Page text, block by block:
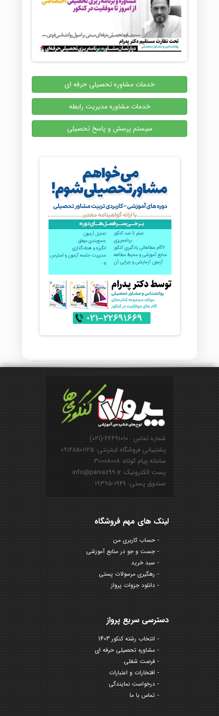
خدمات مشاوره تحصیلی حرفه ای
خدمات مشاوره مدیریت رابطه
سیستم پرسش و پاسخ تحصیلی
شماره تماس : ۲۲۶۹۱۰۱۰-(۰۲۱)
پشتیبانی فروشگاه اینترنتی: ۰۹۱۲۸۵۰۱۱۲۵
سامانه پیام کوتاه: ۳۰۰۰۸۰۰۸
پست الکترونیک: info@parvaz99.ir
صندوق پستی: ۱۹۴۹-۱۹۳۹۵
لینک های مهم فروشگاه
حساب کاربری من
جست و جو در منابع آموزشی
سبد خرید
رهگیری مرسولات پستی
دانلود جزوات پرواز
دسترسی سریع پرواز
انتخاب رشته کنکور 1403
مشاوره تحصیلی حرفه ای
فرصت شغلی
افتخارات و اعتبارات
درخواست نمایندگی
تماس با ما